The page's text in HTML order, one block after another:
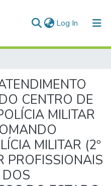
Log In (current)
CENTRO DE
MILITAR
MILITAR (2º
PROFISSIONAIS